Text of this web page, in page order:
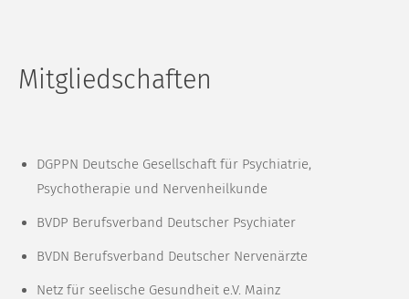
Mitgliedschaften
DGPPN Deutsche Gesellschaft für Psychiatrie,
Psychotherapie und Nervenheilkunde
BVDP Berufsverband Deutscher Psychiater
BVDN Berufsverband Deutscher Nervenärzte
Netz für seelische Gesundheit e.V. Mainz